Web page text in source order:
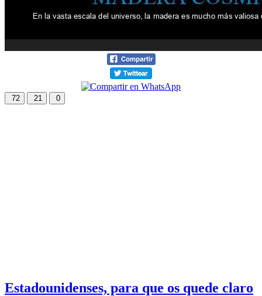
72 21 0
Estadounidenses, para que os quede claro